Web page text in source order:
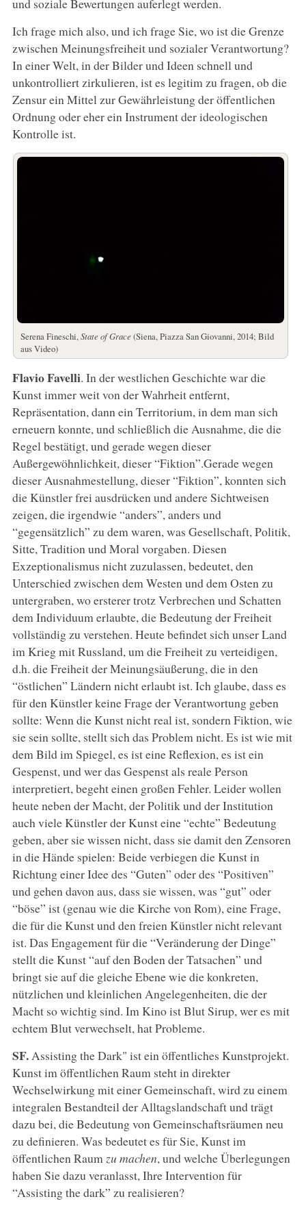
Ich frage mich also, und ich frage Sie, wo ist die Grenze
zwischen Meinungsfreiheit und sozialer Verantwortung?
In einer Welt, in der Bilder und Ideen schnell und
unkontrolliert zirkulieren, ist es legitim zu fragen, ob die
Zensur ein Mittel zur Gewährleistung der öffentlichen
Ordnung oder eher ein Instrument der ideologischen
Kontrolle ist.
Serena Fineschi,State of Grace (Siena, Piazza San Giovanni, 2014; Bild
aus Video)
Flavio Favelli. In der westlichen Geschichte war die
Kunst immer weit von der Wahrheit entfernt,
Repräsentation, dann ein Territorium, in dem man sich
erneuern konnte, und schließlich die Ausnahme, die die
Regel bestätigt, und gerade wegen dieser
Außergewöhnlichkeit, dieser “Fiktion”.Gerade wegen
dieser Ausnahmestellung, dieser “Fiktion”, konnten sich
die Künstler frei ausdrücken und andere Sichtweisen
zeigen, die irgendwie “anders”, anders und
“gegensätzlich” zu dem waren, was Gesellschaft, Politik,
Sitte, Tradition und Moral vorgaben. Diesen
Exzeptionalismus nicht zuzulassen, bedeutet, den
Unterschied zwischen dem Westen und dem Osten zu
untergraben, wo ersterer trotz Verbrechen und Schatten
dem Individuum erlaubte, die Bedeutung der Freiheit
vollständig zu verstehen. Heute befindet sich unser Land
im Krieg mit Russland, um die Freiheit zu verteidigen,
d.h. die Freiheit der Meinungsäußerung, die in den
“östlichen” Ländern nicht erlaubt ist. Ich glaube, dass es
für den Künstler keine Frage der Verantwortung geben
sollte: Wenn die Kunst nicht real ist, sondern Fiktion, wie
sie sein sollte, stellt sich das Problem nicht. Es ist wie mit
dem Bild im Spiegel, es ist eine Reflexion, es ist ein
Gespenst, und wer das Gespenst als reale Person
interpretiert, begeht einen großen Fehler. Leider wollen
heute neben der Macht, der Politik und der Institution
auch viele Künstler der Kunst eine “echte” Bedeutung
geben, aber sie wissen nicht, dass sie damit den Zensoren
in die Hände spielen: Beide verbiegen die Kunst in
Richtung einer Idee des “Guten” oder des “Positiven”
und gehen davon aus, dass sie wissen, was “gut” oder
“böse” ist (genau wie die Kirche von Rom), eine Frage,
die für die Kunst und den freien Künstler nicht relevant
ist. Das Engagement für die “Veränderung der Dinge”
stellt die Kunst “auf den Boden der Tatsachen” und
bringt sie auf die gleiche Ebene wie die konkreten,
nützlichen und kleinlichen Angelegenheiten, die der
Macht so wichtig sind. Im Kino ist Blut Sirup, wer es mit
echtem Blut verwechselt, hat Probleme.
SF.Assisting the Dark" ist ein öffentliches Kunstprojekt.
Kunst im öffentlichen Raum steht in direkter
Wechselwirkung mit einer Gemeinschaft, wird zu einem
integralen Bestandteil der Alltagslandschaft und trägt
dazu bei, die Bedeutung von Gemeinschaftsräumen neu
zu definieren. Was bedeutet es für Sie, Kunst im
öffentlichen Raumzu machen, und welche Überlegungen
haben Sie dazu veranlasst, Ihre Intervention für
“Assisting the dark” zu realisieren?